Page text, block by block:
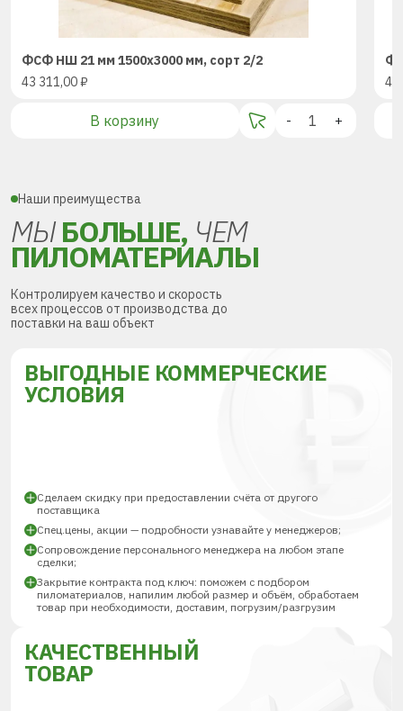
ФСФ НШ 21 мм 1500х3000 мм, сорт 2/2
43 311,00₽
В корзину - +
43
Наши преимущества
МЫБОЛЬШЕ, ЧЕМ
ПИЛОМАТЕРИАЛЫ
Контролируем качество и скорость
всех процессов от производства до
поставки на ваш объект
ВЫГОДНЫЕ КОММЕРЧЕСКИЕ
УСЛОВИЯ
Сделаем скидку при предоставлении счёта от другого
поставщика
Спец.цены, акции — подробности узнавайте у менеджеров;
Сопровождение персонального менеджера на любом этапе
сделки;
Закрытие контракта под ключ: поможем с подбором
пиломатериалов, напилим любой размер и объём, обработаем
товар при необходимости, доставим, погрузим/разгрузим
КАЧЕСТВЕННЫЙ
ТОВАР